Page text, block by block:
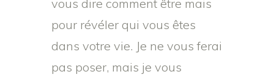
vous dire comment être mais
pour révéler qui vous êtes
dans votre vie. Je ne vous ferai
pas poser, mais je vous